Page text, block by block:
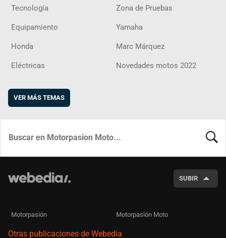
Tecnología Zona de Pruebas
Equipamiento Yamaha
Honda Marc Márquez
Eléctricas Novedades motos 2022
VER MÁS TEMAS
SUBIR
Motorpasión Motorpasión Moto
Otras publicaciones de Webedia